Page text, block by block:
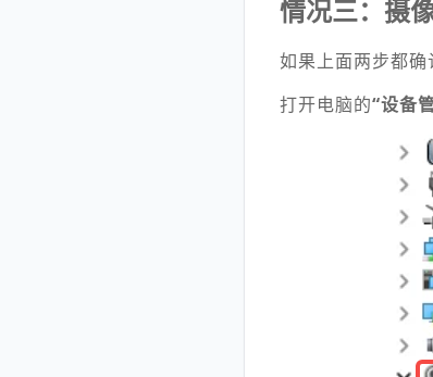
情况三：摄
如果上面两步都确
打开电脑的“设备